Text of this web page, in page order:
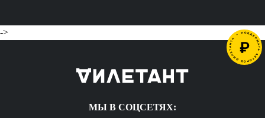
->
МЫ В СОЦСЕТЯХ: